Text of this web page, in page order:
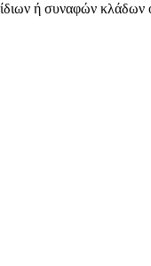
ή συναφών κλάδων